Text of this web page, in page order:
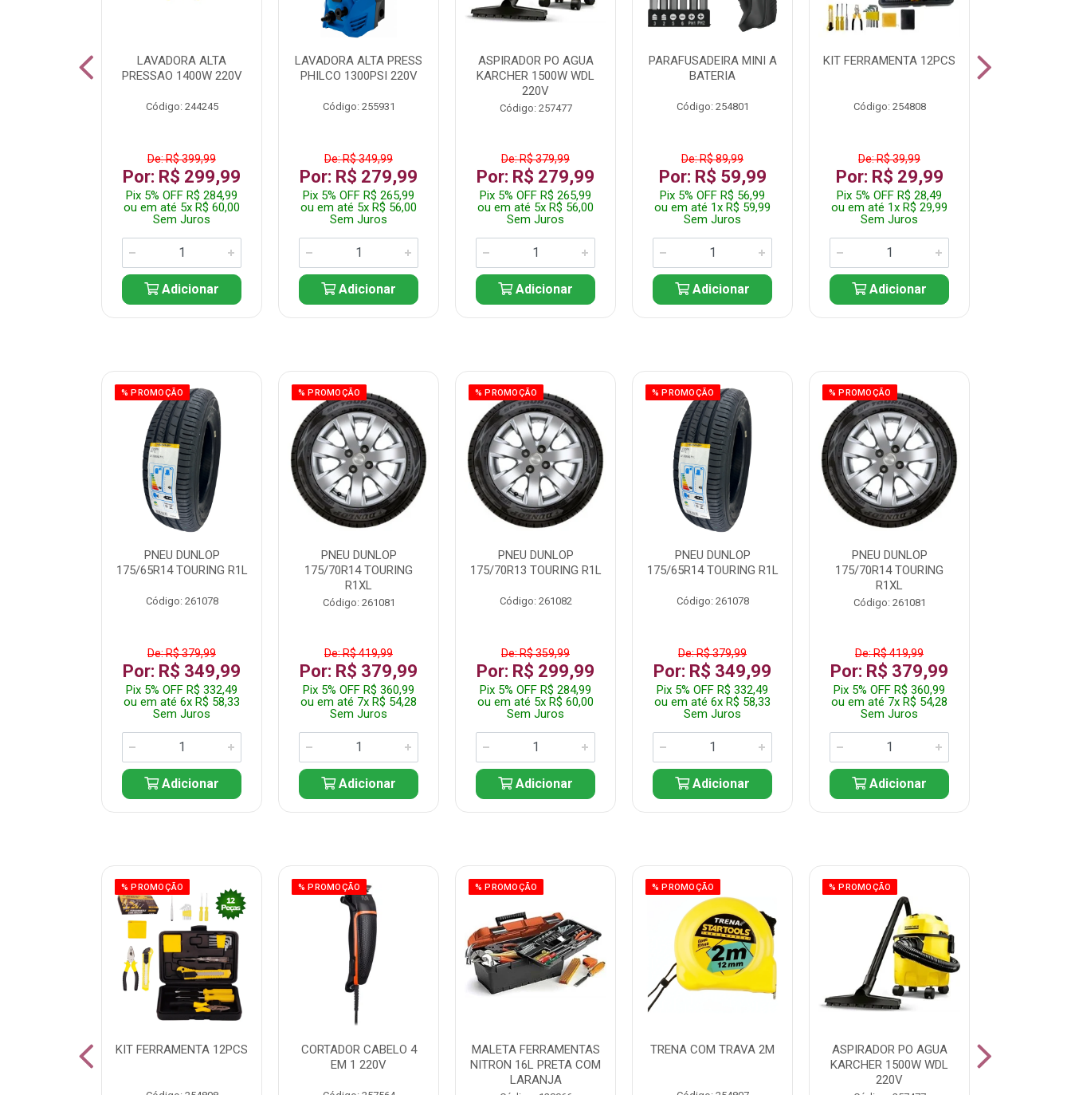
LAVADORA ALTA
PRESSAO 1400W 220V
Código: 244245
De: R$ 399,99
Por: R$ 299,99
Pix 5% OFF R$ 284,99
ou em até 5x R$ 60,00
Sem Juros
Adicionar
LAVADORA ALTA PRESS
PHILCO 1300PSI 220V
Código: 255931
De: R$ 349,99
Por: R$ 279,99
Pix 5% OFF R$ 265,99
ou em até 5x R$ 56,00
Sem Juros
Adicionar
ASPIRADOR PO AGUA
KARCHER 1500W WDL
220V
Código: 257477
De: R$ 379,99
Por: R$ 279,99
Pix 5% OFF R$ 265,99
ou em até 5x R$ 56,00
Sem Juros
Adicionar
PARAFUSADEIRA MINI A
BATERIA
Código: 254801
De: R$ 89,99
Por: R$ 59,99
Pix 5% OFF R$ 56,99
ou em até 1x R$ 59,99
Sem Juros
Adicionar
KIT FERRAMENTA 12PCS
Código: 254808
De: R$ 39,99
Por: R$ 29,99
Pix 5% OFF R$ 28,49
ou em até 1x R$ 29,99
Sem Juros
Adicionar
% PROMOÇÃO
PNEU DUNLOP
175/65R14 TOURING R1L
Código: 261078
De: R$ 379,99
Por: R$ 349,99
Pix 5% OFF R$ 332,49
ou em até 6x R$ 58,33
Sem Juros
Adicionar
% PROMOÇÃO
PNEU DUNLOP
175/70R14 TOURING
R1XL
Código: 261081
De: R$ 419,99
Por: R$ 379,99
Pix 5% OFF R$ 360,99
ou em até 7x R$ 54,28
Sem Juros
Adicionar
% PROMOÇÃO
PNEU DUNLOP
175/70R13 TOURING R1L
Código: 261082
De: R$ 359,99
Por: R$ 299,99
Pix 5% OFF R$ 284,99
ou em até 5x R$ 60,00
Sem Juros
Adicionar
% PROMOÇÃO
PNEU DUNLOP
175/65R14 TOURING R1L
Código: 261078
De: R$ 379,99
Por: R$ 349,99
Pix 5% OFF R$ 332,49
ou em até 6x R$ 58,33
Sem Juros
Adicionar
% PROMOÇÃO
PNEU DUNLOP
175/70R14 TOURING
R1XL
Código: 261081
De: R$ 419,99
Por: R$ 379,99
Pix 5% OFF R$ 360,99
ou em até 7x R$ 54,28
Sem Juros
Adicionar
% PROMOÇÃO
KIT FERRAMENTA 12PCS
% PROMOÇÃO
CORTADOR CABELO 4
EM 1 220V
% PROMOÇÃO
MALETA FERRAMENTAS
NITRON 16L PRETA COM
LARANJA
% PROMOÇÃO
TRENA COM TRAVA 2M
% PROMOÇÃO
ASPIRADOR PO AGUA
KARCHER 1500W WDL
220V